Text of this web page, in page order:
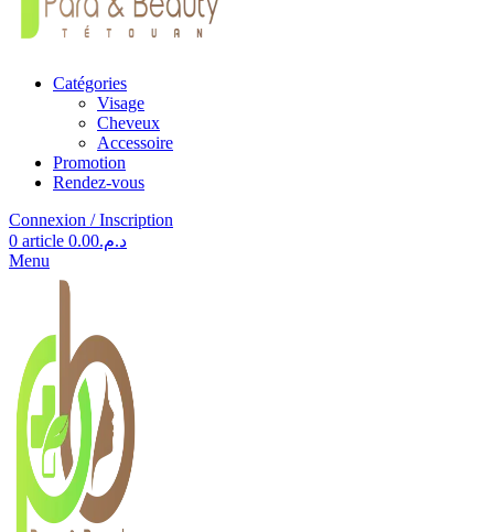
Catégories
Visage
Cheveux
Accessoire
Promotion
Rendez-vous
Connexion / Inscription
0 article د.م.0.00
Menu